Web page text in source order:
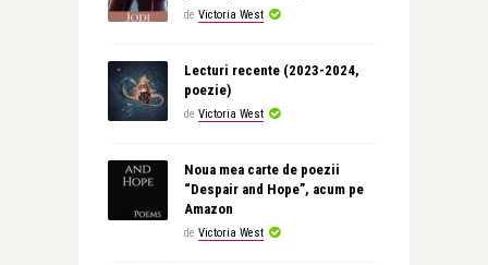
de Victoria West
Lecturi recente (2023-2024,
poezie)
de Victoria West
Noua mea carte de poezii
“Despair and Hope”, acum pe
Amazon
de Victoria West